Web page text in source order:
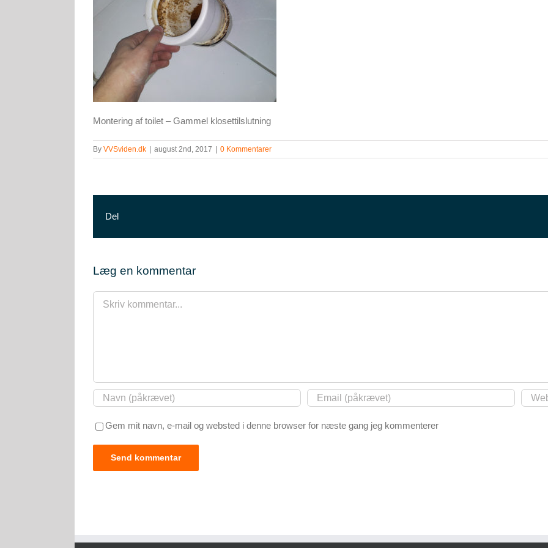
Montering af toilet – Gammel klosettilslutning
By VVSviden.dk august 2nd, 2017 0 Kommentarer
Del
Læg en kommentar
Comment
Gem mit navn, e-mail og websted i denne browser for næste gang jeg kommenterer